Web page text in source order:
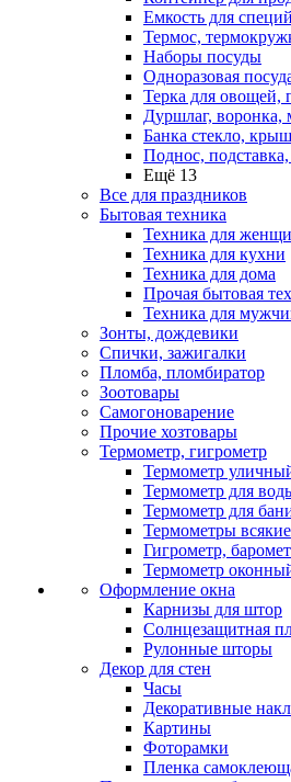
Емкость для специй
Термос,
Наборы посуды
Одноразовая
Терка для овощей,
Дуршлаг, воронка,
Банка стекло,
Поднос, подставка,
Ещё 13
Все для праздников
Бытовая техника
Техника для
Техника для кухни
Техника для дома
Прочая бытовая
Техника для
Зонты, дождевики
Спички, зажигалки
Пломба, пломбиратор
Зоотовары
Самогоноварение
Прочие хозтовары
Термометр, гигрометр
Термометр
Термометр для
Термометр для
Термометры всякие
Гигрометр,
Термометр
Оформление окна
Карнизы для штор
Солнцезащитная
Рулонные шторы
Декор для стен
Часы
Декоративные
Картины
Фоторамки
Пленка